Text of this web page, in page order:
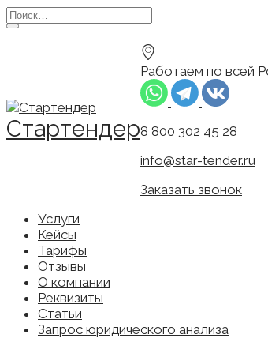
Перейти
к
Search
for:
Стартендер
Работаем по всей
8 800 302 45 28
info@star-tender.ru
Заказать звонок
Услуги
Кейсы
Тарифы
Отзывы
О компании
Реквизиты
Статьи
Запрос юридического анализа